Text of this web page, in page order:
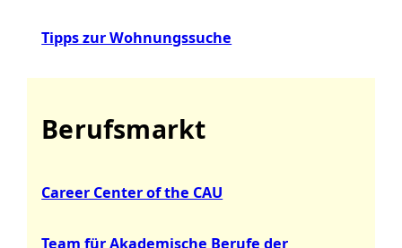
Tipps zur Wohnungssuche
Berufsmarkt
Career Center of the CAU
Team für Akademische Berufe der